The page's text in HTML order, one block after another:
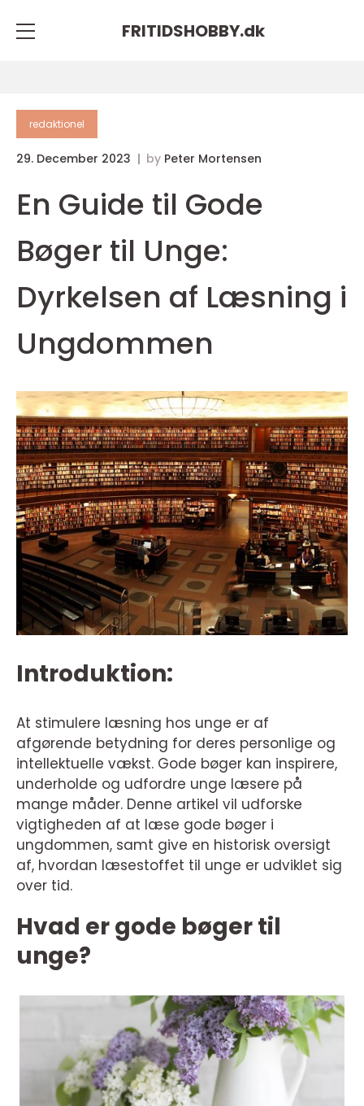
FRITIDSHOBBY.dk
redaktionel
29. December 2023 by Peter Mortensen
En Guide til Gode
Bøger til Unge:
Dyrkelsen af Læsning i
Ungdommen
Introduktion:
At stimulere læsning hos unge er af
afgørende betydning for deres personlige og
intellektuelle vækst. Gode bøger kan inspirere,
underholde og udfordre unge læsere på
mange måder. Denne artikel vil udforske
vigtigheden af at læse gode bøger i
ungdommen, samt give en historisk oversigt
af, hvordan læsestoffet til unge er udviklet sig
over tid.
Hvad er gode bøger til
unge?